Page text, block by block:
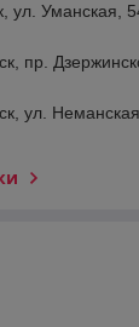
ул. Уманская,
пр.
ул.